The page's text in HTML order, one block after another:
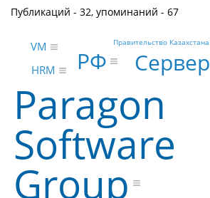
Публикаций - 32, упоминаний - 67
Paragon
Software
Group
Сервер
РФ
HRM
VM Правительство Казахстана